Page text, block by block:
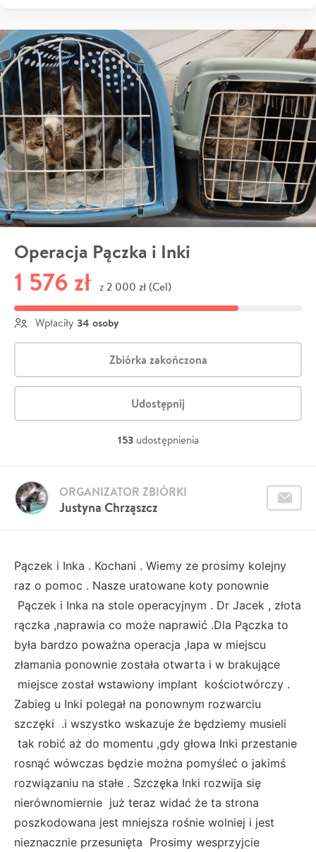
Operacja Pączka i Inki
1 576 zł z 2 000 zł (Cel)
Wpłaciły 34 osoby
Zbiórka zakończona
Udostępnij
153 udostępnienia
Justyna Chrząszcz
ORGANIZATOR ZBIÓRKI
Pączek i Inka . Kochani . Wiemy ze prosimy kolejny
raz o pomoc . Nasze uratowane koty ponownie
Pączek i Inka na stole operacyjnym . Dr Jacek , złota
rączka ,naprawia co może naprawić .Dla Pączka to
była bardzo poważna operacja ,lapa w miejscu
złamania ponownie została otwarta i w brakujące
miejsce został wstawiony implant kościotwórczy .
Zabieg u Inki polegał na ponownym rozwarciu
szczęki .i wszystko wskazuje że będziemy musieli
tak robić aż do momentu ,gdy głowa Inki przestanie
rosnąć wówczas będzie można pomyśleć o jakimś
rozwiązaniu na stałe . Szczęka Inki rozwija się
nierównomiernie już teraz widać że ta strona
poszkodowana jest mniejsza rośnie wolniej i jest
nieznacznie przesunięta Prosimy wesprzyjcie